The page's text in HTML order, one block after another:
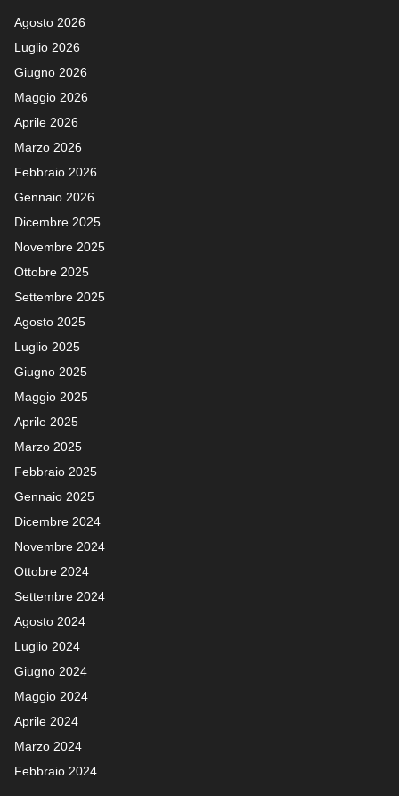
Agosto 2026
Luglio 2026
Giugno 2026
Maggio 2026
Aprile 2026
Marzo 2026
Febbraio 2026
Gennaio 2026
Dicembre 2025
Novembre 2025
Ottobre 2025
Settembre 2025
Agosto 2025
Luglio 2025
Giugno 2025
Maggio 2025
Aprile 2025
Marzo 2025
Febbraio 2025
Gennaio 2025
Dicembre 2024
Novembre 2024
Ottobre 2024
Settembre 2024
Agosto 2024
Luglio 2024
Giugno 2024
Maggio 2024
Aprile 2024
Marzo 2024
Febbraio 2024